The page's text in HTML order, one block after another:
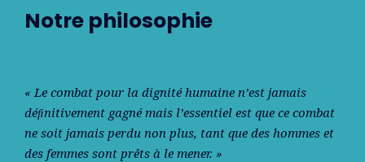
Notre philosophie
« Le combat pour la dignité humaine n’est jamais
déﬁnitivement gagné mais l’essentiel est que ce combat
ne soit jamais perdu non plus, tant que des hommes et
des femmes sont prêts à le mener. »